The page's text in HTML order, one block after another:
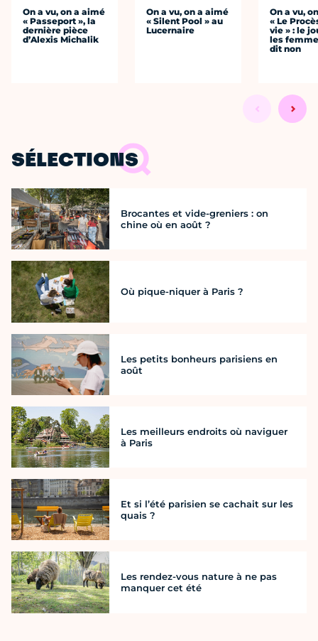
On a vu, on a aimé
« Passeport », la
dernière pièce
d’Alexis Michalik
On a vu, on a aimé
« Silent Pool » au
Lucernaire
On a vu,
« Le
vie » : le
les
dit non
SÉLECTIONS
Brocantes et vide-greniers : on
chine où en août ?
Où pique-niquer à Paris ?
Les petits bonheurs parisiens en
août
Les meilleurs endroits où naviguer
à Paris
Et si l’été parisien se cachait sur les
quais ?
Les rendez-vous nature à ne pas
manquer cet été